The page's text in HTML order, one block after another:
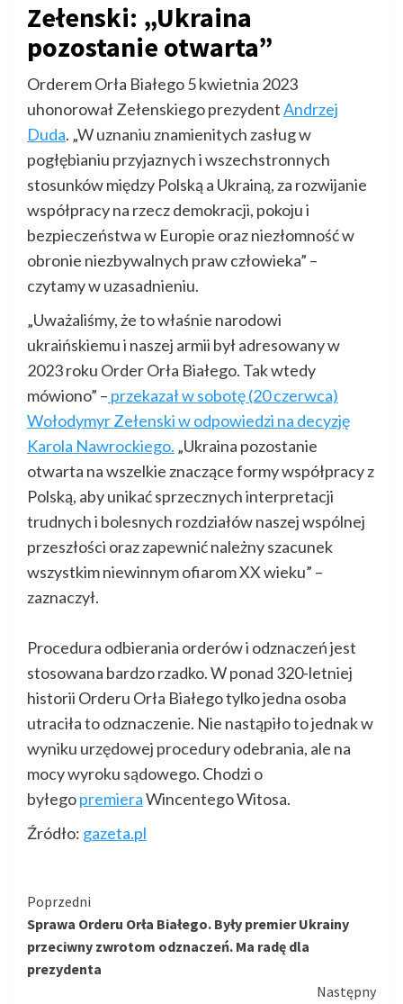
Zełenski: „Ukraina
pozostanie otwarta”
Orderem Orła Białego 5 kwietnia 2023
uhonorował Zełenskiego prezydentAndrzej
Duda. „W uznaniu znamienitych zasług w
pogłębianiu przyjaznych i wszechstronnych
stosunków między Polską a Ukrainą, za rozwijanie
współpracy na rzecz demokracji, pokoju i
bezpieczeństwa w Europie oraz niezłomność w
obronie niezbywalnych praw człowieka” –
czytamy w uzasadnieniu.
„Uważaliśmy, że to właśnie narodowi
ukraińskiemu i naszej armii był adresowany w
2023 roku Order Orła Białego. Tak wtedy
mówiono” – przekazał w sobotę (20 czerwca)
Wołodymyr Zełenski w odpowiedzi na decyzję
Karola Nawrockiego. „Ukraina pozostanie
otwarta na wszelkie znaczące formy współpracy z
Polską, aby unikać sprzecznych interpretacji
trudnych i bolesnych rozdziałów naszej wspólnej
przeszłości oraz zapewnić należny szacunek
wszystkim niewinnym ofiarom XX wieku” –
zaznaczył.
Procedura odbierania orderów i odznaczeń jest
stosowana bardzo rzadko. W ponad 320-letniej
historii Orderu Orła Białego tylko jedna osoba
utraciła to odznaczenie. Nie nastąpiło to jednak w
wyniku urzędowej procedury odebrania, ale na
mocy wyroku sądowego. Chodzi o
byłegopremieraWincentego Witosa.
Źródło: gazeta.pl
Kontynuuj
czytanie
Poprzedni
Sprawa Orderu Orła Białego. Były premier Ukrainy
przeciwny zwrotom odznaczeń. Ma radę dla
prezydenta
Następny